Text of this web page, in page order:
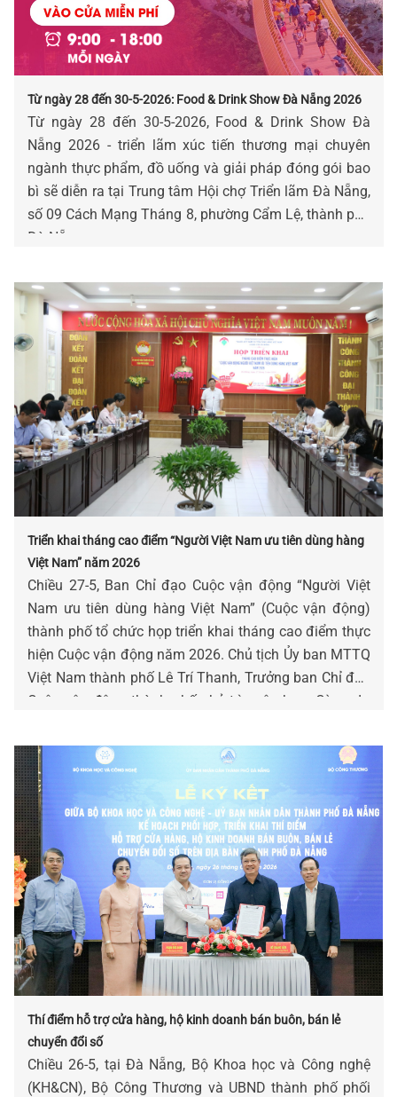
Từ ngày 28 đến 30-5-2026: Food & Drink Show Đà Nẵng 2026
Từ ngày 28 đến 30-5-2026, Food & Drink Show Đà
Nẵng 2026 - triển lãm xúc tiến thương mại chuyên
ngành thực phẩm, đồ uống và giải pháp đóng gói bao
bì sẽ diễn ra tại Trung tâm Hội chợ Triển lãm Đà Nẵng,
số 09 Cách Mạng Tháng 8, phường Cẩm Lệ, thành phố
Đà Nẵng.
Triển khai tháng cao điểm “Người Việt Nam ưu tiên dùng hàng
Việt Nam” năm 2026
Chiều 27-5, Ban Chỉ đạo Cuộc vận động “Người Việt
Nam ưu tiên dùng hàng Việt Nam” (Cuộc vận động)
thành phố tổ chức họp triển khai tháng cao điểm thực
hiện Cuộc vận động năm 2026. Chủ tịch Ủy ban MTTQ
Việt Nam thành phố Lê Trí Thanh, Trưởng ban Chỉ đạo
Cuộc vận động thành phố chủ trì cuộc họp. Cùng dự
đại diện các sở, ngành, hội, đoàn thể thành phố.
Thí điểm hỗ trợ cửa hàng, hộ kinh doanh bán buôn, bán lẻ
chuyển đổi số
Chiều 26-5, tại Đà Nẵng, Bộ Khoa học và Công nghệ
(KH&CN), Bộ Công Thương và UBND thành phố phối